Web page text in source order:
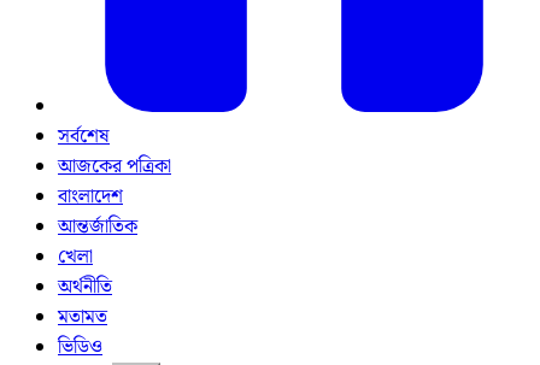
সর্বশেষ
আজকের পত্রিকা
বাংলাদেশ
আন্তর্জাতিক
খেলা
অর্থনীতি
মতামত
ভিডিও